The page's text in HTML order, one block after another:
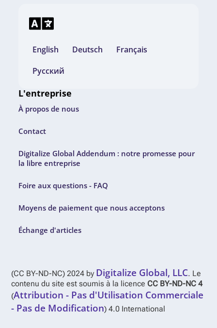
English Deutsch
Français
Русский
L'entreprise
À propos de nous
Contact
Digitalize Global Addendum : notre promesse pour
la libre entreprise
Foire aux questions - FAQ
Moyens de paiement que nous acceptons
Échange d'articles
(CC BY-ND-NC) 2024 by Digitalize Global, LLC. Le
contenu du site est soumis à la licence CC BY-ND-NC 4
(Attribution - Pas d'Utilisation Commerciale
- Pas de Modification) 4.0 International